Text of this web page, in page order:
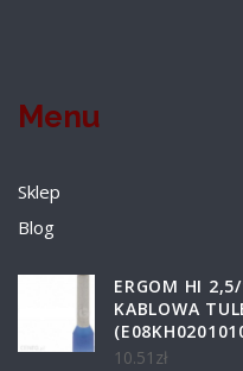
Menu
Sklep
Blog
ERGOM HI
KABLOWA
10.51 zł